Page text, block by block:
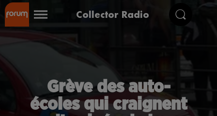
Collector Radio
Grève des auto-
écoles qui craignent